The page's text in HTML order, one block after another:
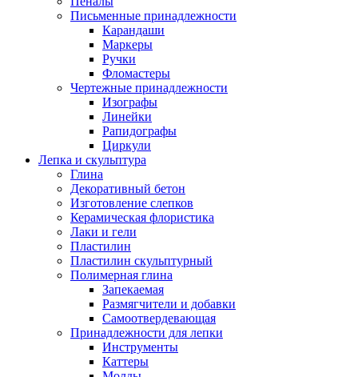
Письменные принадлежности
Карандаши
Маркеры
Ручки
Фломастеры
Чертежные принадлежности
Изографы
Линейки
Рапидографы
Циркули
Лепка и скульптура
Глина
Декоративный бетон
Изготовление слепков
Керамическая флористика
Лаки и гели
Пластилин
Пластилин скульптурный
Полимерная глина
Запекаемая
Размягчители и добавки
Самоотвердевающая
Принадлежности для лепки
Инструменты
Каттеры